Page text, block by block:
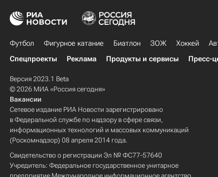
Футбол Фигурное катание Биатлон ЗОЖ Хоккей
Спецпроекты
Реклама Продукты и сервисы Пресс-
Версия 2023.1 Beta
© 2026 МИА «Россия сегодня»
Вакансии
Сетевое издание РИА Новости зарегистрировано
в Федеральной службе по надзору в сфере связи,
информационных технологий и массовых коммуникаций
(Роскомнадзор) 08 апреля 2014 года.
Свидетельство о регистрации Эл № ФС77-57640
Учредитель: Федеральное государственное унитарное